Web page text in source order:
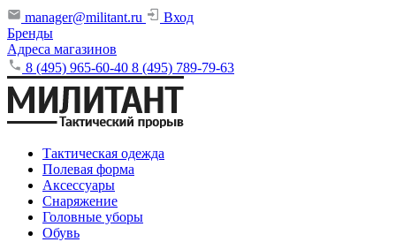
manager@militant.ru
Вход
Бренды
Адреса магазинов
8 (495) 965-60-40 8 (495) 789-79-63
Тактическая одежда
Полевая форма
Аксессуары
Снаряжение
Головные уборы
Обувь